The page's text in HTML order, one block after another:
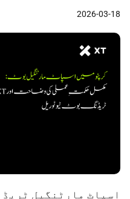
2026-03-18
اسپاٹ مارٹنگیل